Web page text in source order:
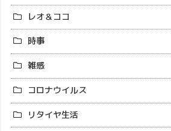
レオ＆ココ
時事
雑感
コロナウイルス
リタイヤ生活